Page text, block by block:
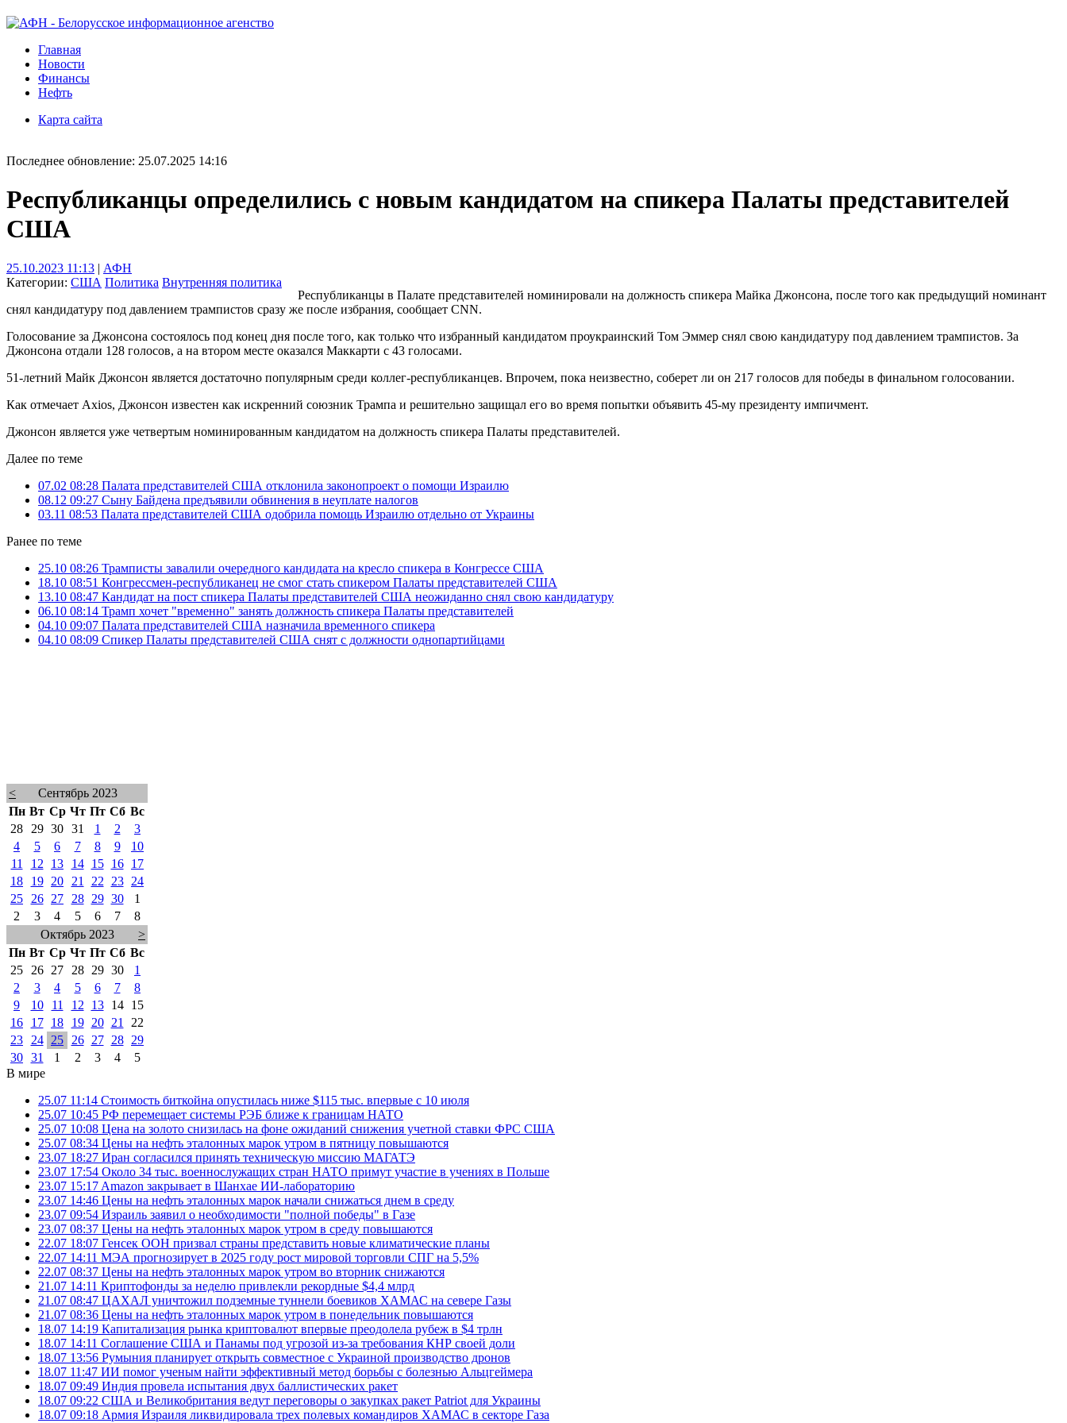
Главная
Новости
Финансы
Нефть
Карта сайта
Последнее обновление: 25.07.2025 14:16
Республиканцы определились с новым кандидатом на спикера Палаты представителей
США
25.10.2023 11:13 | АФН
Категории: США Политика Внутренняя политика
Республиканцы в Палате представителей номинировали на должность спикера Майка Джонсона, после того как предыдущий номинант
снял кандидатуру под давлением трампистов сразу же после избрания, сообщает CNN.
Голосование за Джонсона состоялось под конец дня после того, как только что избранный кандидатом проукраинский Том Эммер снял свою кандидатуру под давлением трампистов. За
Джонсона отдали 128 голосов, а на втором месте оказался Маккарти с 43 голосами.
51-летний Майк Джонсон является достаточно популярным среди коллег-республиканцев. Впрочем, пока неизвестно, соберет ли он 217 голосов для победы в финальном голосовании.
Как отмечает Axios, Джонсон известен как искренний союзник Трампа и решительно защищал его во время попытки объявить 45-му президенту импичмент.
Джонсон является уже четвертым номинированным кандидатом на должность спикера Палаты представителей.
Далее по теме
07.02 08:28 Палата представителей США отклонила законопроект о помощи Израилю
08.12 09:27 Сыну Байдена предъявили обвинения в неуплате налогов
03.11 08:53 Палата представителей США одобрила помощь Израилю отдельно от Украины
Ранее по теме
25.10 08:26 Трамписты завалили очередного кандидата на кресло спикера в Конгрессе США
18.10 08:51 Конгрессмен-республиканец не смог стать спикером Палаты представителей США
13.10 08:47 Кандидат на пост спикера Палаты представителей США неожиданно снял свою кандидатуру
06.10 08:14 Трамп хочет "временно" занять должность спикера Палаты представителей
04.10 09:07 Палата представителей США назначила временного спикера
04.10 08:09 Cпикер Палаты представителей США снят с должности однопартийцами
<
Сентябрь 2023
Пн Вт Ср Чт Пт Сб Вс
28
29 30 31 1 2
3
4
5 6 7 8 9
10
11
12 13 14 15 16
17
18
19 20 21 22 23
24
25
26 27 28 29 30
1
2
3 4 5 6 7
8
Октябрь 2023
>
Пн Вт Ср Чт Пт Сб Вс
25
26 27 28 29 30
1
2
3 4 5 6 7
8
9
10 11 12 13 14
15
16
17 18 19 20 21
22
23
24 25 26 27 28
29
30 31 1 2 3 4
5
В мире
25.07 11:14 Стоимость биткойна опустилась ниже $115 тыс. впервые с 10 июля
25.07 10:45 РФ перемещает системы РЭБ ближе к границам НАТО
25.07 10:08 Цена на золото снизилась на фоне ожиданий снижения учетной ставки ФРС США
25.07 08:34 Цены на нефть эталонных марок утром в пятницу повышаются
23.07 18:27 Иран согласился принять техническую миссию МАГАТЭ
23.07 17:54 Около 34 тыс. военнослужащих стран НАТО примут участие в учениях в Польше
23.07 15:17 Amazon закрывает в Шанхае ИИ-лабораторию
23.07 14:46 Цены на нефть эталонных марок начали снижаться днем в среду
23.07 09:54 Израиль заявил о необходимости "полной победы" в Газе
23.07 08:37 Цены на нефть эталонных марок утром в среду повышаются
22.07 18:07 Генсек ООН призвал страны представить новые климатические планы
22.07 14:11 МЭА прогнозирует в 2025 году рост мировой торговли СПГ на 5,5%
22.07 08:37 Цены на нефть эталонных марок утром во вторник снижаются
21.07 14:11 Криптофонды за неделю привлекли рекордные $4,4 млрд
21.07 08:47 ЦАХАЛ уничтожил подземные туннели боевиков ХАМАС на севере Газы
21.07 08:36 Цены на нефть эталонных марок утром в понедельник повышаются
18.07 14:19 Капитализация рынка криптовалют впервые преодолела рубеж в $4 трлн
18.07 14:11 Соглашение США и Панамы под угрозой из-за требования КНР своей доли
18.07 13:56 Румыния планирует открыть совместное с Украиной производство дронов
18.07 11:47 ИИ помог ученым найти эффективный метод борьбы с болезнью Альцгеймера
18.07 09:49 Индия провела испытания двух баллистических ракет
18.07 09:22 США и Великобритания ведут переговоры о закупках ракет Patriot для Украины
18.07 09:18 Армия Израиля ликвидировала трех полевых командиров ХАМАС в секторе Газа